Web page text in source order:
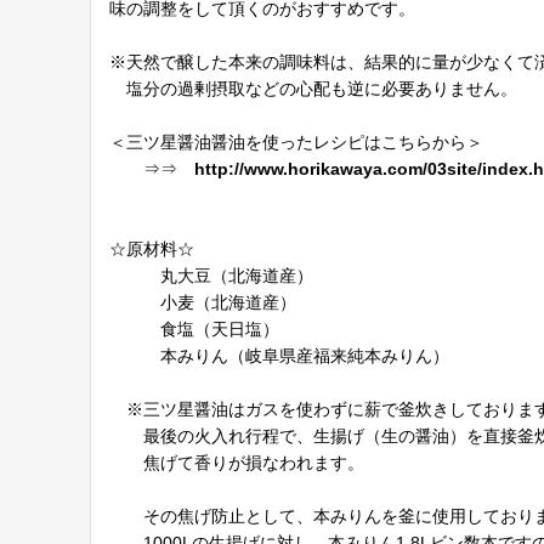
味の調整をして頂くのがおすすめです。
※天然で醸した本来の調味料は、結果的に量が少なくて
塩分の過剰摂取などの心配も逆に必要ありません。
＜三ツ星醤油醤油を使ったレシピはこちらから＞
⇒⇒ http://www.horikawaya.com/03site/
☆原材料☆
丸大豆（北海道産）
小麦（北海道産）
食塩（天日塩）
本みりん（岐阜県産福来純本みりん）
※三ツ星醤油はガスを使わずに薪で釜炊きしておりま
最後の火入れ行程で、生揚げ（生の醤油）を直接釜炊
焦げて香りが損なわれます。
その焦げ防止として、本みりんを釜に使用しておりま